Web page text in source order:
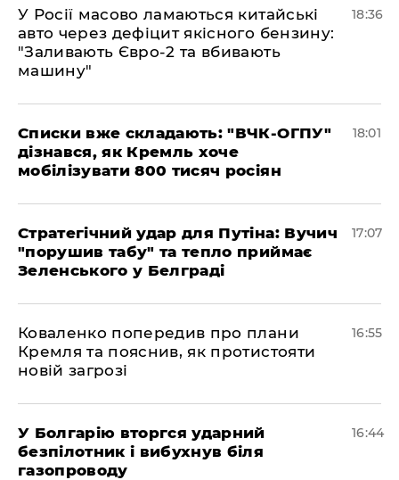
У Росії масово ламаються китайські
авто через дефіцит якісного бензину:
"Заливають Євро-2 та вбивають
машину"
18:36
Списки вже складають: "ВЧК-ОГПУ"
дізнався, як Кремль хоче
мобілізувати 800 тисяч росіян
18:01
Стратегічний удар для Путіна: Вучич
"порушив табу" та тепло приймає
Зеленського у Белграді
17:07
Коваленко попередив про плани
Кремля та пояснив, як протистояти
новій загрозі
16:55
У Болгарію вторгся ударний
безпілотник і вибухнув біля
газопроводу
16:44